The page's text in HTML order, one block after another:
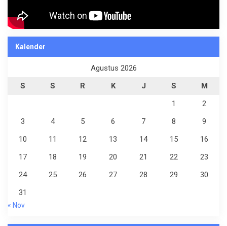
Kalender
Agustus 2026
S
S R K J S
M
1
2
3
4 5 6 7 8
9
10
11 12 13 14 15
16
17
18 19 20 21 22
23
24
25 26 27 28 29
30
31
« Nov